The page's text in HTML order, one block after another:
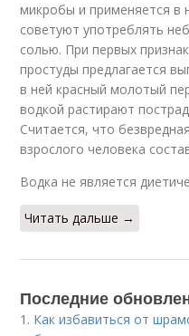
микробы и применяется в
советуют употреблять
солью. При первых
простуды предлагается
в ней красный молотый
водкой растирают
Считается, что
взрослого человека
Водка не является
Читать дальше →
Последние
1. Как избавиться от